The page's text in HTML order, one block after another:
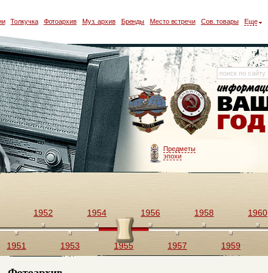
Толкучка Фотоархив Муз. архив Бренды Место встречи Сов. товары Еще
Предметы
эпохи
1951
1952
1953
1954
1955
1956
1957
1958
1959
1960